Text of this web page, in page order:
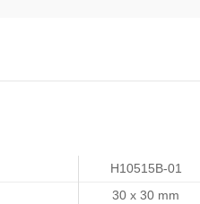
H10515B-01
30 x 30 mm